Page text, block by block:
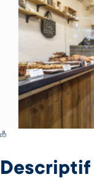
Switch Carte/Photos
Descriptif